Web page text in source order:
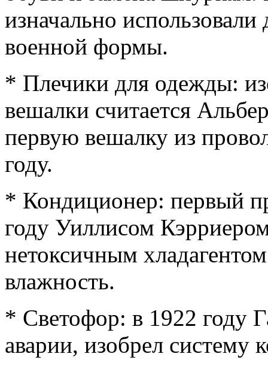
изначально
военной формы.
* Плечики для одежды:
вешалки считается
первую вешалку из
году.
* Кондиционер: первый
году Уиллисом
нетоксичным
влажность.
* Светофор: в 1922 году
аварии, изобрел систему